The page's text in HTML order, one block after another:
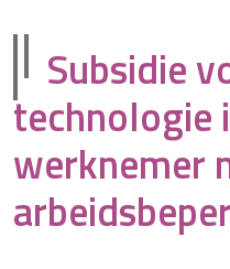
Subsidie
technologie
werknemer